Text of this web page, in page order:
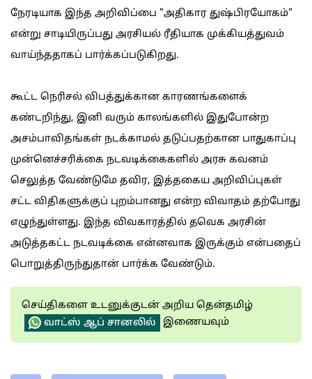
நேரடியாக இந்த அறிவிப்பை "அதிகார துஷ்பிரயோகம்"
என்று சாடியிருப்பது அரசியல் ரீதியாக முக்கியத்துவம்
வாய்ந்ததாகப் பார்க்கப்படுகிறது.
கூட்ட நெரிசல் விபத்துக்கான காரணங்களைக்
கண்டறிந்து, இனி வரும் காலங்களில் இதுபோன்ற
அசம்பாவிதங்கள் நடக்காமல் தடுப்பதற்கான பாதுகாப்பு
முன்னெச்சரிக்கை நடவடிக்கைகளில் அரசு கவனம்
செலுத்த வேண்டுமே தவிர, இத்தகைய அறிவிப்புகள்
சட்ட விதிகளுக்குப் புறம்பானது என்ற விவாதம் தற்போது
எழுந்துள்ளது. இந்த விவகாரத்தில் தவெக அரசின்
அடுத்தகட்ட நடவடிக்கை என்னவாக இருக்கும் என்பதைப்
பொறுத்திருந்துதான் பார்க்க வேண்டும்.
செய்திகளை உடனுக்குடன் அறிய தென்தமிழ்
வாட்ஸ் ஆப் சானலில்
இணையவும்